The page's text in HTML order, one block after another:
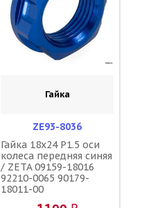
Гайка
ZE93-8036
Гайка 18x24 P1.5 оси
колеса передняя синяя
/ ZETA 09159-18016
92210-0065 90179-
18011-00